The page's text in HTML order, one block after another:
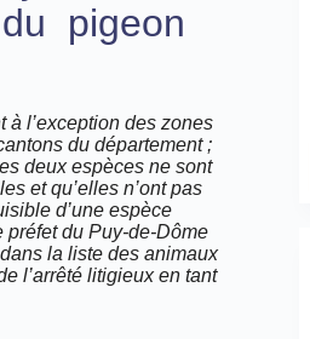
du pigeon
à l’exception des zones
du département ;
deux espèces ne sont
et qu’elles n’ont pas
d’une espèce
préfet du Puy-de-Dôme
la liste des animaux
l’arrêté litigieux en tant